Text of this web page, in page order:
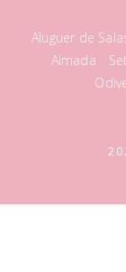
Aluguer de
Almada